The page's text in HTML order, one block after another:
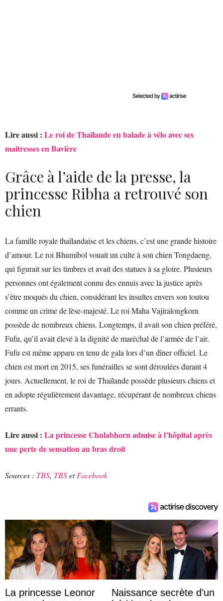
Lire aussi : Le roi de Thaïlande en balade à vélo avec ses
maitresses en Bavière
Grâce à l’aide de la presse, la
princesse Ribha a retrouvé son
chien
La famille royale thaïlandaise et les chiens, c’est une grande histoire
d’amour. Le roi Bhumibol vouait un culte à son chien Tongdaeng,
qui figurait sur les timbres et avait des statues à sa gloire. Plusieurs
personnes ont également connu des ennuis avec la justice après
s’être moqués du chien, considérant les insultes envers son toutou
comme un crime de lèse-majesté. Le roi Maha Vajiralongkorn
possède de nombreux chiens. Longtemps, il avait son chien préféré,
Fufu, qu’il avait élevé à la dignité de maréchal de l’armée de l’air.
Fufu est même apparu en tenu de gala lors d’un dîner officiel. Le
chien est mort en 2015, ses funérailles se sont déroulées durant 4
jours. Actuellement, le roi de Thaïlande possède plusieurs chiens et
en adopte régulièrement davantage, récupérant de nombreux chiens
errants.
Lire aussi : La princesse Chulabhorn admise à l’hôpital après
une perte de sensation au bras droit
Sources : TBS, TBSetFacebook
La princesse Leonor
Naissance secrète d’un